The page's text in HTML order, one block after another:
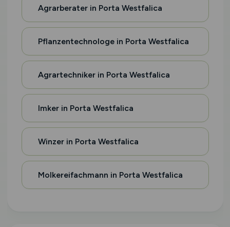
Agrarberater in Porta Westfalica
Pflanzentechnologe in Porta Westfalica
Agrartechniker in Porta Westfalica
Imker in Porta Westfalica
Winzer in Porta Westfalica
Molkereifachmann in Porta Westfalica